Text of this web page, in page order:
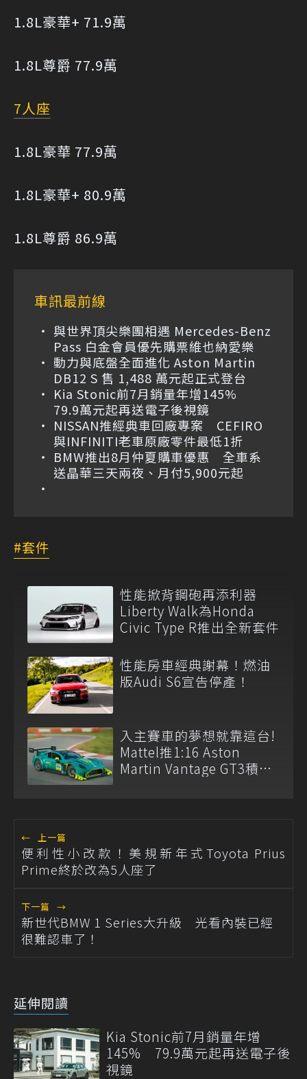
1.8L豪華+ 71.9萬
1.8L尊爵 77.9萬
7人座
1.8L豪華 77.9萬
1.8L豪華+ 80.9萬
1.8L尊爵 86.9萬
車訊最前線
與世界頂尖樂團相遇 Mercedes-Benz
Pass 白金會員優先購票維也納愛樂
動力與底盤全面進化 Aston Martin
DB12 S 售 1,488 萬元起正式登台
Kia Stonic前7月銷量年增145%
79.9萬元起再送電子後視鏡
NISSAN推經典車回廠專案 CEFIRO
與INFINITI老車原廠零件最低1折
BMW推出8月仲夏購車優惠 全車系
送晶華三天兩夜、月付5,900元起
套件
性能掀背鋼砲再添利器
Liberty Walk為Honda
Civic Type R推出全新套件
性能房車經典謝幕！燃油
版Audi S6宣告停產！
入主賽車的夢想就靠這台!
Mattel推1:16 Aston
Martin Vantage GT3積木
← 上一篇
便利性小改款！美規新年式Toyota Prius
Prime終於改為5人座了
下一篇 →
新世代BMW 1 Series大升級 光看內裝已經
很難認車了！
延伸閱讀
Kia Stonic前7月銷量年增
145% 79.9萬元起再送電子後
視鏡